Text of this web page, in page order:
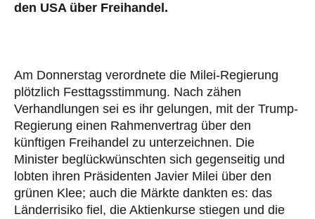
den USA über Freihandel.
Am Donnerstag verordnete die Milei-Regierung
plötzlich Festtagsstimmung. Nach zähen
Verhandlungen sei es ihr gelungen, mit der Trump-
Regierung einen Rahmenvertrag über den
künftigen Freihandel zu unterzeichnen. Die
Minister beglückwünschten sich gegenseitig und
lobten ihren Präsidenten Javier Milei über den
grünen Klee; auch die Märkte dankten es: das
Länderrisiko fiel, die Aktienkurse stiegen und die